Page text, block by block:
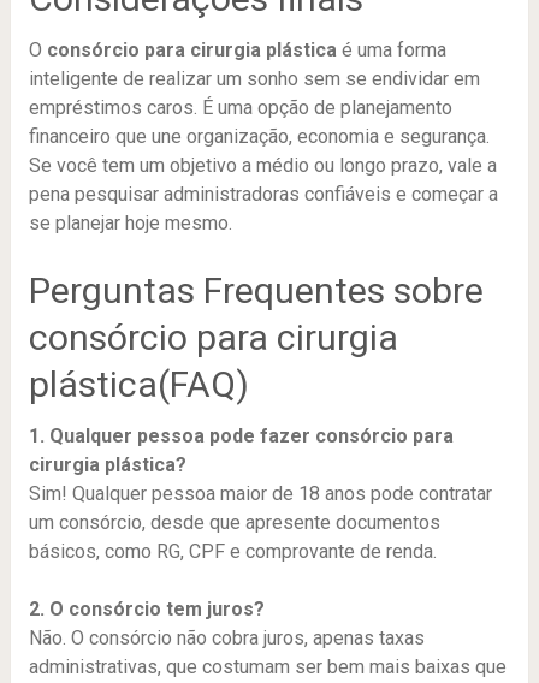
O consórcio para cirurgia plásticaé uma forma
inteligente de realizar um sonho sem se endividar em
empréstimos caros. É uma opção de planejamento
financeiro que une organização, economia e segurança.
Se você tem um objetivo a médio ou longo prazo, vale a
pena pesquisar administradoras confiáveis e começar a
se planejar hoje mesmo.
Perguntas Frequentes sobre
consórcio para cirurgia
plástica(FAQ)
1. Qualquer pessoa pode fazer consórcio para
cirurgia plástica?
Sim! Qualquer pessoa maior de 18 anos pode contratar
um consórcio, desde que apresente documentos
básicos, como RG, CPF e comprovante de renda.
2. O consórcio tem juros?
Não. O consórcio não cobra juros, apenas taxas
administrativas, que costumam ser bem mais baixas que